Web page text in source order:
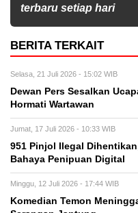
terbaru setiap hari
BERITA TERKAIT
Selasa, 21 Juli 2026 - 15:02 WIB
Dewan Pers Sesalkan
Hormati Wartawan
Jumat, 17 Juli 2026 - 10:33 WIB
951 Pinjol Ilegal
Bahaya Penipuan Digital
Minggu, 12 Juli 2026 - 17:44 WIB
Komedian Temon